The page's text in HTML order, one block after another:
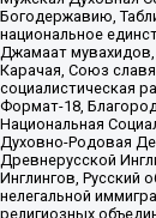
Богодержавию,
национальное
Джамаат
Карачая, Союз
социалистическая
Формат-18,
Национальная
Духовно-Родовая
Древнерусской
Инглингов, Русский
нелегальной
религиозных